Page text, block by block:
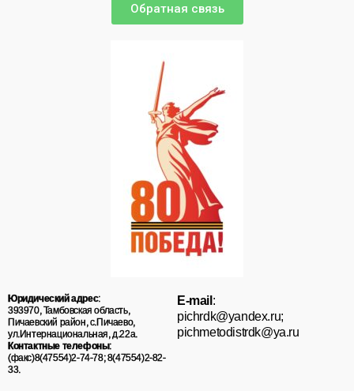
Обратная связь
Юридический адрес:
393970, Тамбовская область,
Пичаевский район, с.Пичаево,
ул.Интернациональная, д.22а.
Контактные телефоны:
(факс)8(47554)2-74-78; 8(47554)2-82-
33.
E-mail :
pichrdk@yаndex.ru;
pichmetodistrdk@ya.ru